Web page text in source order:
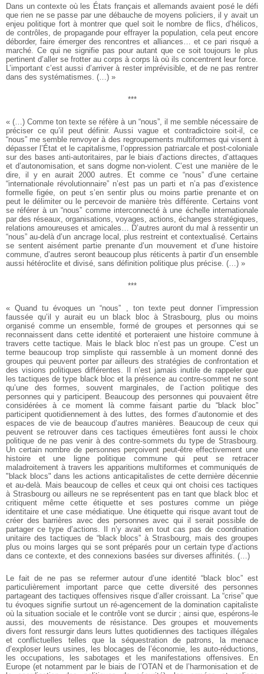
Dans un contexte où les États français et allemands avaient posé le défi
que rien ne se passe par une débauche de moyens policiers, il y avait un
enjeu politique fort à montrer que quel soit le nombre de flics, d’hélicos,
de contrôles, de propagande pour effrayer la population, cela peut encore
déborder, faire émerger des rencontres et alliances… et ce pari risqué a
marché. Ce qui ne signifie pas pour autant que ce soit toujours le plus
pertinent d’aller se frotter au corps à corps là où ils concentrent leur force.
L’important c’est aussi d’arriver à rester imprévisible, et de ne pas rentrer
dans des systématismes. (…) »
***
« (…) Comme ton texte se réfère à un “nous”, il me semble nécessaire de
préciser ce qu’il peut définir. Aussi vague et contradictoire soit-il, ce
“nous” me semble renvoyer à des regroupements multiformes qui visent à
dépasser l’État et le capitalisme, l’oppression patriarcale et post-coloniale
sur des bases anti-autoritaires, par le biais d’actions directes, d’attaques
et d’autonomisation, et sans dogme non-violent. C’est une manière de le
dire, il y en aurait 2000 autres. Et comme ce “nous” d’une certaine
“internationale révolutionnaire” n’est pas un parti et n’a pas d’existence
formelle figée, on peut s’en sentir plus ou moins partie prenante et on
peut le délimiter ou le percevoir de manière très différente. Certains vont
se référer à un “nous” comme interconnecté à une échelle internationale
par des réseaux, organisations, voyages, actions, échanges stratégiques,
relations amoureuses et amicales… D’autres auront du mal à ressentir un
“nous” au-delà d’un ancrage local, plus restreint et contextualisé. Certains
se sentent aisément partie prenante d’un mouvement et d’une histoire
commune, d’autres seront beaucoup plus réticents à partir d’un ensemble
aussi hétéroclite et divisé, sans définition politique plus précise. (…) »
***
« Quand tu évoques un “nous” , ton texte peut donner l’impression
faussée qu’il y aurait eu un black bloc à Strasbourg, plus ou moins
organisé comme un ensemble, formé de groupes et personnes qui se
reconnaissent dans cette identité et porteraient une histoire commune à
travers cette tactique. Mais le black bloc n’est pas un groupe. C’est un
terme beaucoup trop simpliste qui rassemble à un moment donné des
groupes qui peuvent porter par ailleurs des stratégies de confrontation et
des visions politiques différentes. Il n’est jamais inutile de rappeler que
les tactiques de type black bloc et la présence au contre-sommet ne sont
qu’une des formes, souvent marginales, de l’action politique des
personnes qui y participent. Beaucoup des personnes qui pouvaient être
considérées à ce moment là comme faisant partie du “black bloc”
participent quotidiennement à des luttes, des formes d’autonomie et des
espaces de vie de beaucoup d’autres manières. Beaucoup de ceux qui
peuvent se retrouver dans ces tactiques émeutières font aussi le choix
politique de ne pas venir à des contre-sommets du type de Strasbourg.
Un certain nombre de personnes perçoivent peut-être effectivement une
histoire et une ligne politique commune qui peut se retracer
maladroitement à travers les apparitions multiformes et communiqués de
"black blocs" dans les actions anticapitalistes de cette dernière décennie
et au-delà. Mais beaucoup de celles et ceux qui ont choisi ces tactiques
à Strasbourg ou ailleurs ne se représentent pas en tant que black bloc et
critiquent même cette étiquette et ses postures comme un piège
identitaire et une case médiatique. Une étiquette qui risque avant tout de
créer des barrières avec des personnes avec qui il serait possible de
partager ce type d’actions. Il n’y avait en tout cas pas de coordination
unitaire des tactiques de “black blocs” à Strasbourg, mais des groupes
plus ou moins larges qui se sont préparés pour un certain type d’actions
dans ce contexte, et des connexions basées sur diverses affinités. (…)
Le fait de ne pas se refermer autour d’une identité “black bloc” est
particulièrement important parce que cette diversité des personnes
partageant des tactiques offensives risque d’aller croissant. La “crise” que
tu évoques signifie surtout un ré-agencement de la domination capitaliste
où la situation sociale et le contrôle vont se durcir ; ainsi que, espérons-le
aussi, des mouvements de résistance. Des groupes et mouvements
divers font ressurgir dans leurs luttes quotidiennes des tactiques illégales
et conflictuelles telles que la séquestration de patrons, la menace
d’exploser leurs usines, les blocages de l’économie, les auto-réductions,
les occupations, les sabotages et les manifestations offensives. En
Europe (et notamment par le biais de l’OTAN et de l’harmonisation et de